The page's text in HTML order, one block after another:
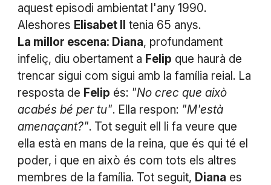
aquest episodi ambientat l'any 1990.
Aleshores Elisabet II tenia 65 anys.
La millor escena: Diana, profundament
infeliç, diu obertament a Felip que haurà de
trencar sigui com sigui amb la família reial. La
resposta de Felip és: "No crec que això
acabés bé per tu". Ella respon: "M'està
amenaçant?". Tot seguit ell li fa veure que
ella està en mans de la reina, que és qui té el
poder, i que en això és com tots els altres
membres de la família. Tot seguit, Diana es